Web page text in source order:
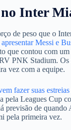
Inter
de peso que o
apresentar Messi e
que contou com
PNK Stadium. Os
vez com a equipe.
fazer suas estreias
pela Leagues Cup
previsão de quando
pela primeira vez.